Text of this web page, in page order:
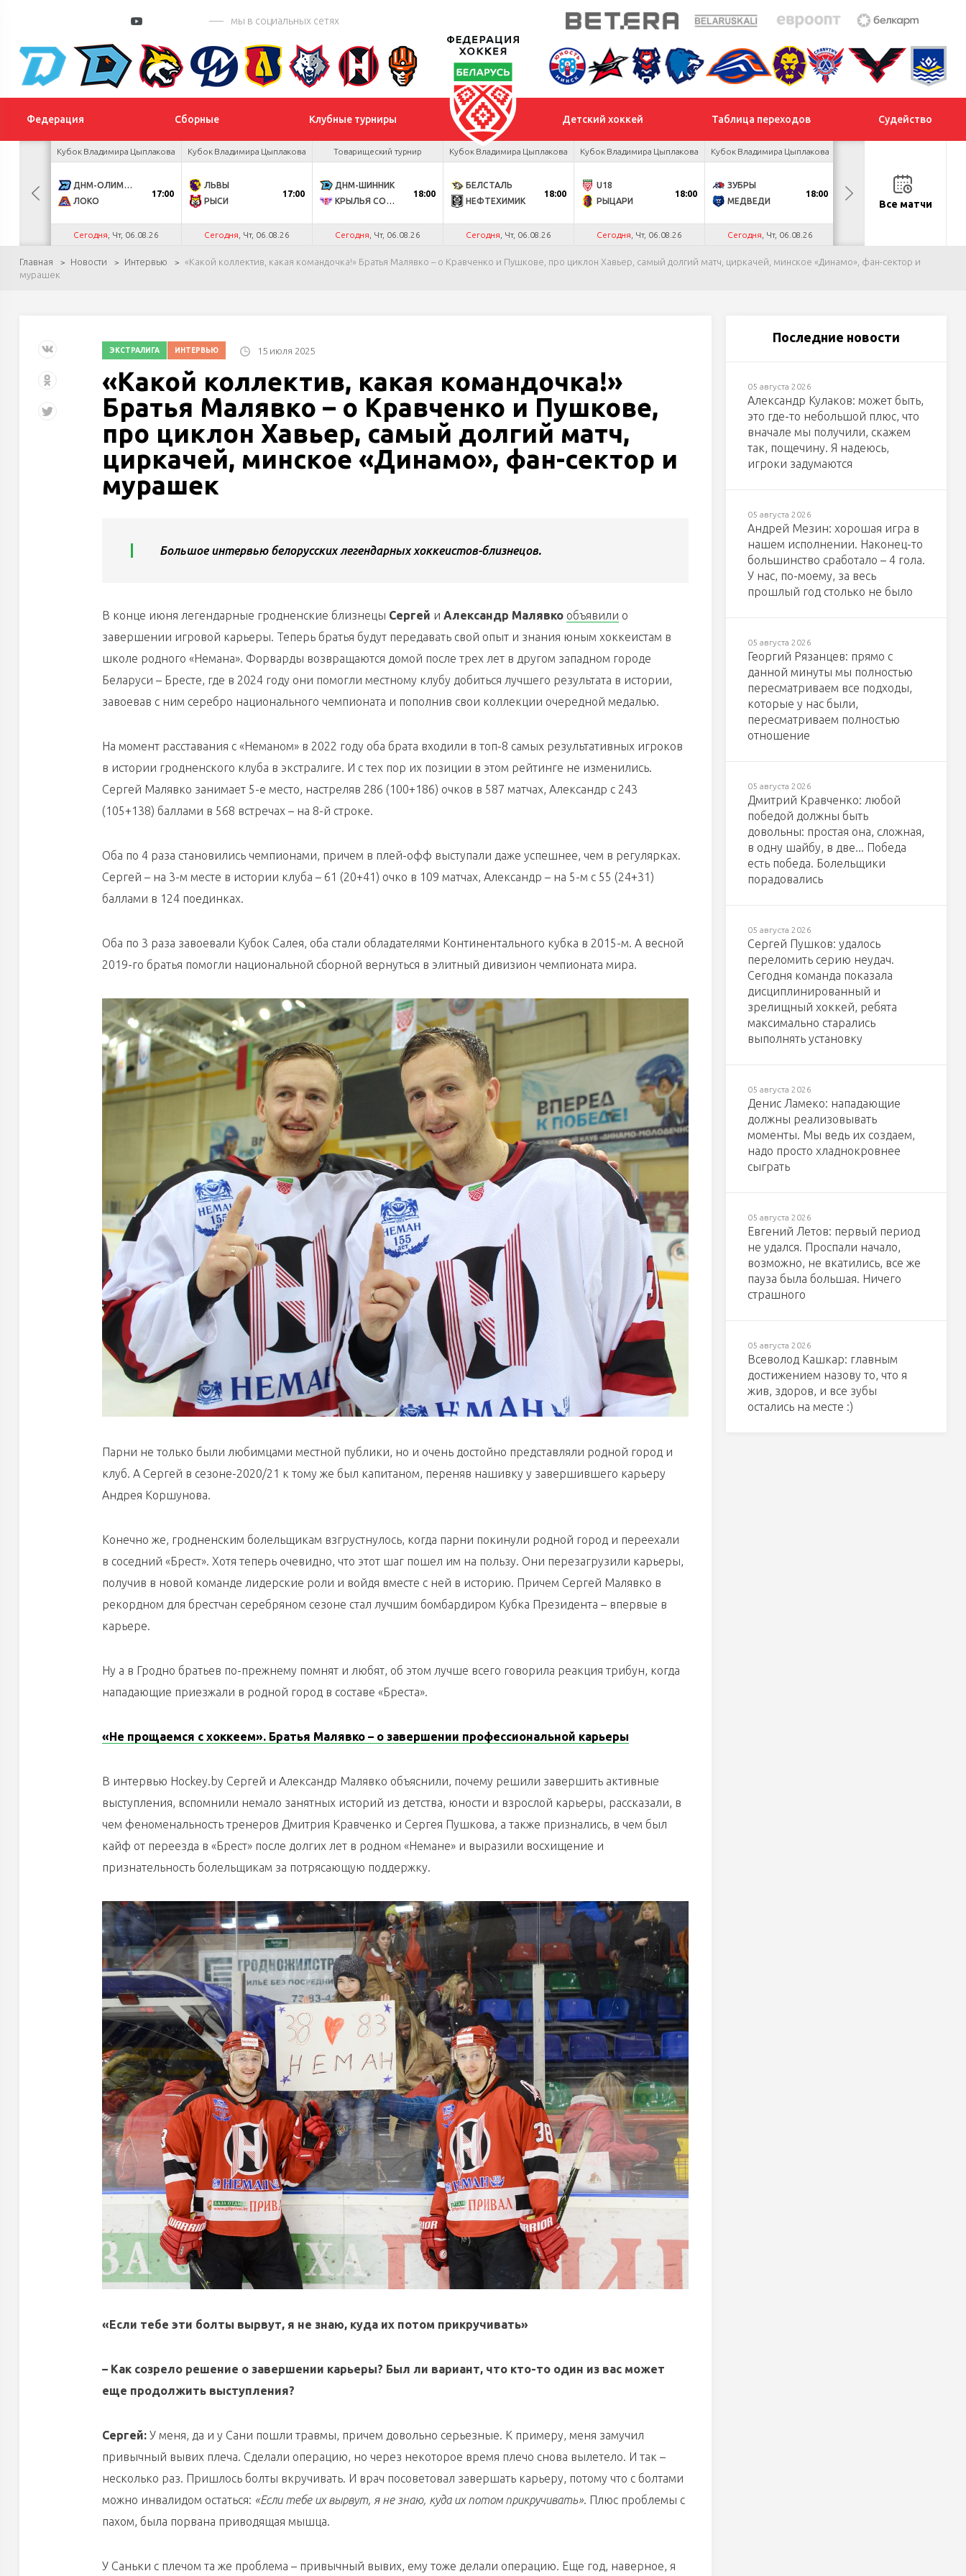
мы в социальных сетях
Федерация Сборные Клубные турниры Детский хоккей Таблица переходов Судейство
Кубок Владимира Цыплакова
ДНМ-ОЛИМПИК
ЛОКО
17:00
Сегодня , Чт, 06.08.26
Кубок Владимира Цыплакова
ЛЬВЫ
РЫСИ
17:00
Сегодня , Чт, 06.08.26
Товарищеский турнир
ДНМ-ШИННИК
КРЫЛЬЯ СОВЕТОВ
18:00
Сегодня , Чт, 06.08.26
Кубок Владимира Цыплакова
БЕЛСТАЛЬ
НЕФТЕХИМИК
18:00
Сегодня , Чт, 06.08.26
Кубок Владимира Цыплакова
U18
РЫЦАРИ
18:00
Сегодня , Чт, 06.08.26
Кубок Владимира Цыплакова
ЗУБРЫ
МЕДВЕДИ
18:00
Сегодня , Чт, 06.08.26
ЯСТРЕБЫ
ПРОГРЕСС
Все матчи
Главная Новости Интервью
«Какой коллектив, какая командочка!» Братья Малявко – о Кравченко и Пушкове, про циклон Хавьер, самый долгий матч, циркачей, минское «Динамо», фан-сектор и
мурашек
ЭКСТРАЛИГА ИНТЕРВЬЮ 15 июля 2025
«Какой коллектив, какая командочка!»
Братья Малявко – о Кравченко и Пушкове,
про циклон Хавьер, самый долгий матч,
циркачей, минское «Динамо», фан-сектор и
мурашек
Большое интервью белорусских легендарных хоккеистов-близнецов.
В конце июня легендарные гродненские близнецы Сергей и Александр Малявко объявили о
завершении игровой карьеры. Теперь братья будут передавать свой опыт и знания юным хоккеистам в
школе родного «Немана». Форварды возвращаются домой после трех лет в другом западном городе
Беларуси – Бресте, где в 2024 году они помогли местному клубу добиться лучшего результата в истории,
завоевав с ним серебро национального чемпионата и пополнив свои коллекции очередной медалью.
На момент расставания с «Неманом» в 2022 году оба брата входили в топ-8 самых результативных игроков
в истории гродненского клуба в экстралиге. И с тех пор их позиции в этом рейтинге не изменились.
Сергей Малявко занимает 5-е место, настреляв 286 (100+186) очков в 587 матчах, Александр с 243
(105+138) баллами в 568 встречах – на 8-й строке.
Оба по 4 раза становились чемпионами, причем в плей-офф выступали даже успешнее, чем в регулярках.
Сергей – на 3-м месте в истории клуба – 61 (20+41) очко в 109 матчах, Александр – на 5-м с 55 (24+31)
баллами в 124 поединках.
Оба по 3 раза завоевали Кубок Салея, оба стали обладателями Континентального кубка в 2015-м. А весной
2019-го братья помогли национальной сборной вернуться в элитный дивизион чемпионата мира.
Парни не только были любимцами местной публики, но и очень достойно представляли родной город и
клуб. А Сергей в сезоне-2020/21 к тому же был капитаном, переняв нашивку у завершившего карьеру
Андрея Коршунова.
Конечно же, гродненским болельщикам взгрустнулось, когда парни покинули родной город и переехали
в соседний «Брест». Хотя теперь очевидно, что этот шаг пошел им на пользу. Они перезагрузили карьеры,
получив в новой команде лидерские роли и войдя вместе с ней в историю. Причем Сергей Малявко в
рекордном для брестчан серебряном сезоне стал лучшим бомбардиром Кубка Президента – впервые в
карьере.
Ну а в Гродно братьев по-прежнему помнят и любят, об этом лучше всего говорила реакция трибун, когда
нападающие приезжали в родной город в составе «Бреста».
«Не прощаемся с хоккеем». Братья Малявко – о завершении профессиональной карьеры
В интервью Hockey.by Сергей и Александр Малявко объяснили, почему решили завершить активные
выступления, вспомнили немало занятных историй из детства, юности и взрослой карьеры, рассказали, в
чем феноменальность тренеров Дмитрия Кравченко и Сергея Пушкова, а также признались, в чем был
кайф от переезда в «Брест» после долгих лет в родном «Немане» и выразили восхищение и
признательность болельщикам за потрясающую поддержку.
«Если тебе эти болты вырвут, я не знаю, куда их потом прикручивать»
– Как созрело решение о завершении карьеры? Был ли вариант, что кто-то один из вас может
еще продолжить выступления?
Сергей: У меня, да и у Сани пошли травмы, причем довольно серьезные. К примеру, меня замучил
привычный вывих плеча. Сделали операцию, но через некоторое время плечо снова вылетело. И так –
несколько раз. Пришлось болты вкручивать. И врач посоветовал завершать карьеру, потому что с болтами
можно инвалидом остаться: «Если тебе их вырвут, я не знаю, куда их потом прикручивать». Плюс проблемы с
пахом, была порвана приводящая мышца.
У Саньки с плечом та же проблема – привычный вывих, ему тоже делали операцию. Еще год, наверное, я
Последние новости
05 августа 2026
Александр Кулаков: может быть,
это где-то небольшой плюс, что
вначале мы получили, скажем
так, пощечину. Я надеюсь,
игроки задумаются
05 августа 2026
Андрей Мезин: хорошая игра в
нашем исполнении. Наконец-то
большинство сработало – 4 гола.
У нас, по-моему, за весь
прошлый год столько не было
05 августа 2026
Георгий Рязанцев: прямо с
данной минуты мы полностью
пересматриваем все подходы,
которые у нас были,
пересматриваем полностью
отношение
05 августа 2026
Дмитрий Кравченко: любой
победой должны быть
довольны: простая она, сложная,
в одну шайбу, в две... Победа
есть победа. Болельщики
порадовались
05 августа 2026
Сергей Пушков: удалось
переломить серию неудач.
Сегодня команда показала
дисциплинированный и
зрелищный хоккей, ребята
максимально старались
выполнять установку
05 августа 2026
Денис Ламеко: нападающие
должны реализовывать
моменты. Мы ведь их создаем,
надо просто хладнокровнее
сыграть
05 августа 2026
Евгений Летов: первый период
не удался. Проспали начало,
возможно, не вкатились, все же
пауза была большая. Ничего
страшного
05 августа 2026
Всеволод Кашкар: главным
достижением назову то, что я
жив, здоров, и все зубы
остались на месте :)